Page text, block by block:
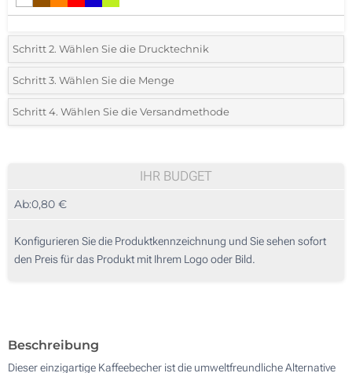
Schritt 2. Wählen Sie die Drucktechnik
*Wählen Sie die Druck- und Farbtechniken für Ihr Logo:
1 Farbig (Rundum-Druck)
Schritt 3. Wählen Sie die Menge
*Bitte wählen Sie Ihre gewünschte Menge
50
125
250
Schritt 4. Wählen Sie die Versandmethode
IHR BUDGET
Ab:0,80 €
Konfigurieren Sie die Produktkennzeichnung und Sie sehen sofort
den Preis für das Produkt mit Ihrem Logo oder Bild.
Beschreibung
Dieser einzigartige Kaffeebecher ist die umweltfreundliche Alternative